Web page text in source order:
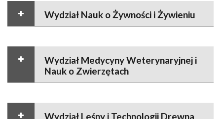
Wydział Nauk o Żywności i Żywieniu
Wydział Medycyny Weterynaryjnej i
Nauk o Zwierzętach
Wydział Leśny i Technologii Drewna